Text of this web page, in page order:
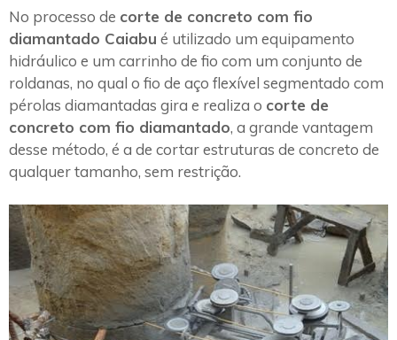
No processo de corte de concreto com fio
diamantado Caiabu é utilizado um equipamento
hidráulico e um carrinho de fio com um conjunto de
roldanas, no qual o fio de aço flexível segmentado com
pérolas diamantadas gira e realiza o corte de
concreto com fio diamantado, a grande vantagem
desse método, é a de cortar estruturas de concreto de
qualquer tamanho, sem restrição.